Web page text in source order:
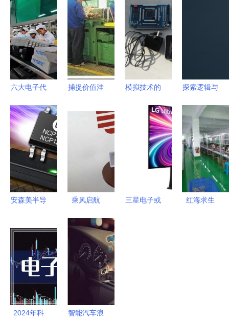
六大电子代
本支出合计
将超432亿
元，同比增
长21.5%
捕捉价值洼
子厂设备回
模拟技术的
帖中窥见电
子工程师的
真知灼见
探索逻辑与
南昌东湖区
魔方培训与
通信自动控
制技术研究
安森美半导
PWM控制
器，赋能家
用电子产品
高能效革新
乘风启航
ESL电子标
签系统
Dengdeng
导航》，引
三星电子或
红海求生
2024年科 智能汽车浪